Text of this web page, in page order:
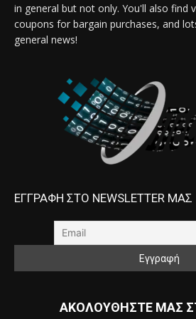
in general but not only. You'll also find
coupons for bargain purchases, and
general news!
ΕΓΓΡΑΦΗ ΣΤΟ NEWSLETTER ΜΑΣ
ΑΚΟΛΟΥΘΗΣΤΕ ΜΑΣ